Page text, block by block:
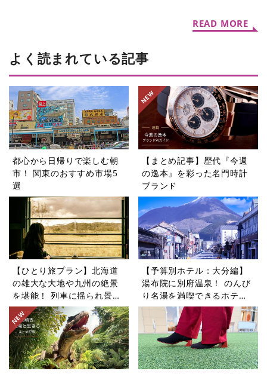
READ MORE
よく読まれている記事
都心から日帰りで楽しむ朝
市！ 関東のおすすめ市場5
選
【まとめ記事】歴代『今週
の逸本』を彩った名門時計
ブランド
【ひとり旅プラン】北海道
の雄大な大地や九州の絶景
を堪能！ 列車に揺られ景色
を楽しむ旅5選
【予算別ホテル：大分編】
湯布院に別府温泉！ のんび
り名湯を満喫できるホテル5
選